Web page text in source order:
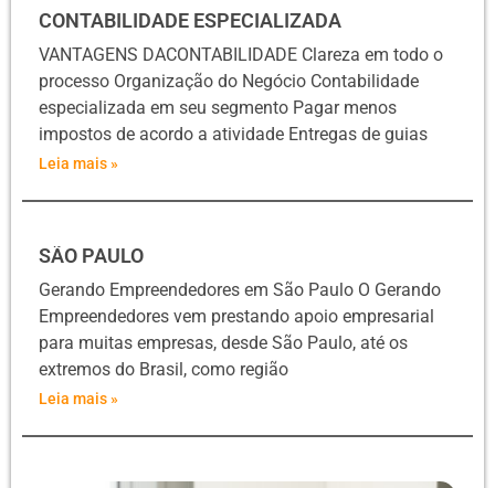
CONTABILIDADE ESPECIALIZADA
VANTAGENS DACONTABILIDADE Clareza em todo o
processo Organização do Negócio Contabilidade
especializada em seu segmento Pagar menos
impostos de acordo a atividade Entregas de guias
Leia mais »
SÃO PAULO
Gerando Empreendedores em São Paulo O Gerando
Empreendedores vem prestando apoio empresarial
para muitas empresas, desde São Paulo, até os
extremos do Brasil, como região
Leia mais »